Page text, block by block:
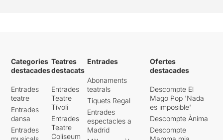
Categories
destacades
Entrades
teatre
Entrades
dansa
Entrades
Teatres
destacats
Entrades
Teatre
Tívoli
Entrades
Teatre
Coliseum
Entrades
Abonaments
teatrals
Tiquets Regal
Entrades
espectacles a
Madrid
Ofertes
destacades
Descompte El
Mago Pop 'Nada
es imposible'
Descompte Ànima
Descompte